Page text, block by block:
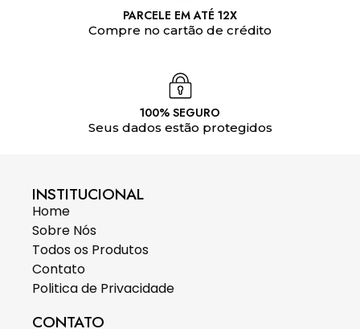
PARCELE EM ATÉ 12X
Compre no cartão de crédito
100% SEGURO
Seus dados estão protegidos
INSTITUCIONAL
Home
Sobre Nós
Todos os Produtos
Contato
Politica de Privacidade
CONTATO